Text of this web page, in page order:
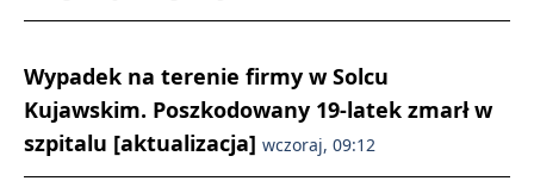
Wypadek na terenie firmy w Solcu
Kujawskim. Poszkodowany 19-latek zmarł w
szpitalu [aktualizacja] wczoraj, 09:12